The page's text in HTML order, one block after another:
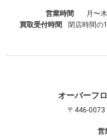
営業時間
月〜
買取受付時間
閉店時間の
オーバーフ
〒446-0073
営